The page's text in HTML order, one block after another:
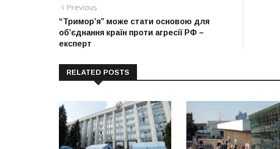
Навігація
записів
Previous
post:
“Тримор’я” може стати основою для
об’єднання країн проти агресії РФ –
експерт
RELATED POSTS